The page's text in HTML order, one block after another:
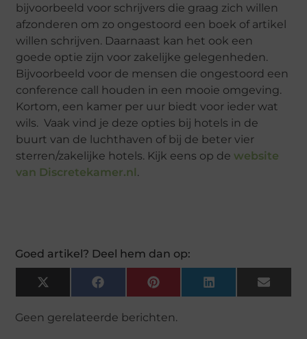
bijvoorbeeld voor schrijvers die graag zich willen
afzonderen om zo ongestoord een boek of artikel
willen schrijven. Daarnaast kan het ook een
goede optie zijn voor zakelijke gelegenheden.
Bijvoorbeeld voor de mensen die ongestoord een
conference call houden in een mooie omgeving.
Kortom, een kamer per uur biedt voor ieder wat
wils. Vaak vind je deze opties bij hotels in de
buurt van de luchthaven of bij de beter vier
sterren/zakelijke hotels. Kijk eens op de website
van Discretekamer.nl.
Goed artikel? Deel hem dan op:
X
(Twitter)
FacebookPinterestLinkedIn Email
Geen gerelateerde berichten.